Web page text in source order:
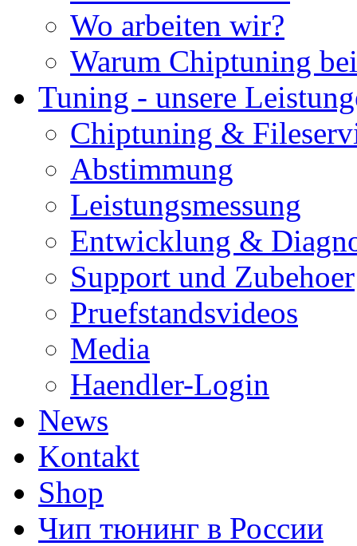
Wo arbeiten wir?
Warum Chiptuning
Tuning - unsere
Chiptuning &
Abstimmung
Leistungsmessung
Entwicklung &
Support und Zubehoer
Pruefstandsvideos
Media
Haendler-Login
News
Kontakt
Shop
Чип тюнинг в России